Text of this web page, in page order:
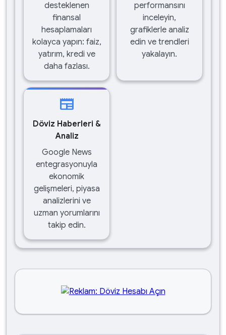
desteklenen
finansal
hesaplamaları
kolayca yapın: faiz,
yatırım, kredi ve
daha fazlası.
performansını
inceleyin,
grafiklerle analiz
edin ve trendleri
yakalayın.
newspaper
Döviz Haberleri &
Analiz
Google News
entegrasyonuyla
ekonomik
gelişmeleri, piyasa
analizlerini ve
uzman yorumlarını
takip edin.